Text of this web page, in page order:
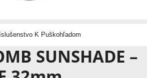
K Puškohľadom
SUNSHADE –